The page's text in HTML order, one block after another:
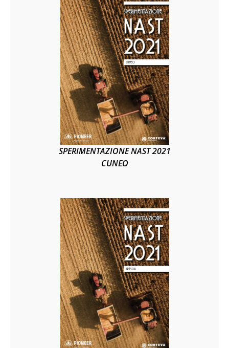
SPERIMENTAZIONE NAST 2021
CUNEO